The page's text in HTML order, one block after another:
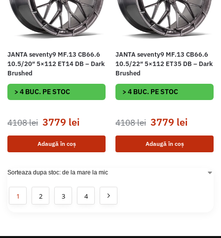
JANTA seventy9 MF.13 CB66.6
10.5/20″ 5×112 ET14 DB – Dark
Brushed
> 4 BUC. PE STOC
4108lei 3779 lei
Adaugă în coș
JANTA seventy9 MF.13 CB66.6
10.5/22″ 5×112 ET35 DB – Dark
Brushed
> 4 BUC. PE STOC
4108lei 3779 lei
Adaugă în coș
1 2 3 4